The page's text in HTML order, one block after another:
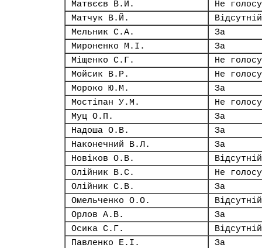
Матвєєв В.Й.
Не
Матчук В.Й.
Відсутній
Мельник С.А.
За
Мироненко М.І.
За
Міщенко С.Г.
Не
Мойсик В.Р.
Не
Мороко Ю.М.
За
Мостіпан У.М.
Не
Муц О.П.
За
Надоша О.В.
За
Наконечний В.Л.
За
Новіков О.В.
Відсутній
Олійник В.С.
Не
Олійник С.В.
За
Омельченко О.О.
Відсутній
Орлов А.В.
За
Осика С.Г.
Відсутній
Павленко Е.І.
За